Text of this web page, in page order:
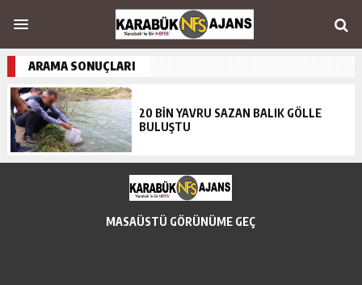
ARAMA SONUÇLARI
20 BİN YAVRU SAZAN BALIK GÖLLE
BULUŞTU
MASAÜSTÜ GÖRÜNÜME GEÇ